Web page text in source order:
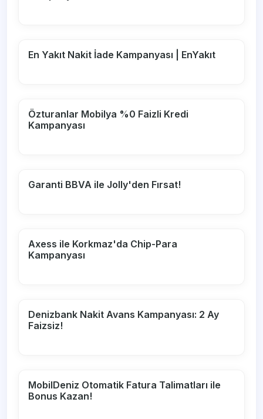
En Yakıt Nakit İade Kampanyası | EnYakıt
Özturanlar Mobilya %0 Faizli Kredi
Kampanyası
Garanti BBVA ile Jolly'den Fırsat!
Axess ile Korkmaz'da Chip-Para
Kampanyası
Denizbank Nakit Avans Kampanyası: 2 Ay
Faizsiz!
MobilDeniz Otomatik Fatura Talimatları ile
Bonus Kazan!